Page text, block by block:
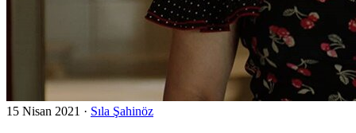
15 Nisan 2021 · Sıla Şahinöz